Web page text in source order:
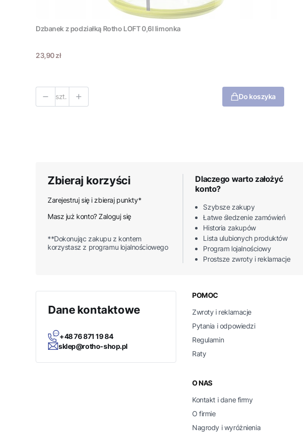
Dzbanek z podziałką Rotho LOFT 0,6l limonka
Cena
23,90 zł
szt. Do koszyka
Zbieraj korzyści
Zarejestruj się i zbieraj punkty*
Masz już konto? Zaloguj się
**Dokonując zakupu z kontem
korzystasz z programu lojalnościowego
Dlaczego warto założyć
konto?
Szybsze zakupy
Łatwe śledzenie zamówień
Historia zakupów
Lista ulubionych produktów
Program lojalnościowy
Prostsze zwroty i reklamacje
Dane kontaktowe
+48 76 871 19 84
sklep@rotho-shop.pl
Linki w stopce
POMOC
Zwroty i reklamacje
Pytania i odpowiedzi
Regulamin
Raty
O NAS
Kontakt i dane firmy
O firmie
Nagrody i wyróżnienia